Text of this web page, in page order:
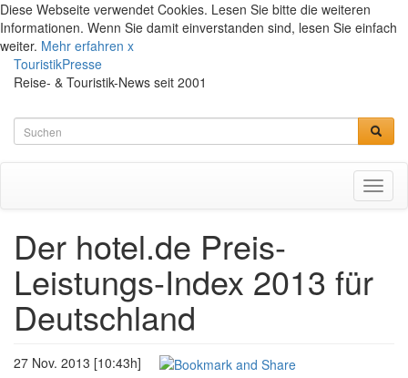
Diese Webseite verwendet Cookies. Lesen Sie bitte die weiteren
Informationen. Wenn Sie damit einverstanden sind, lesen Sie einfach
weiter. Mehr erfahren x
TouristikPresse
Reise- & Touristik-News seit 2001
Der hotel.de Preis-
Leistungs-Index 2013 für
Deutschland
27 Nov. 2013 [10:43h]